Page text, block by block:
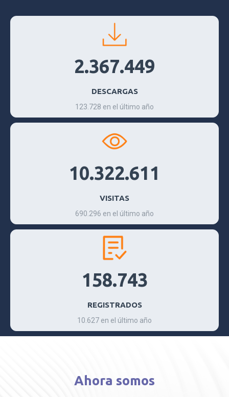
2.367.449
DESCARGAS
123.728 en el último año
10.322.611
VISITAS
690.296 en el último año
158.743
REGISTRADOS
10.627 en el último año
Ahora somos